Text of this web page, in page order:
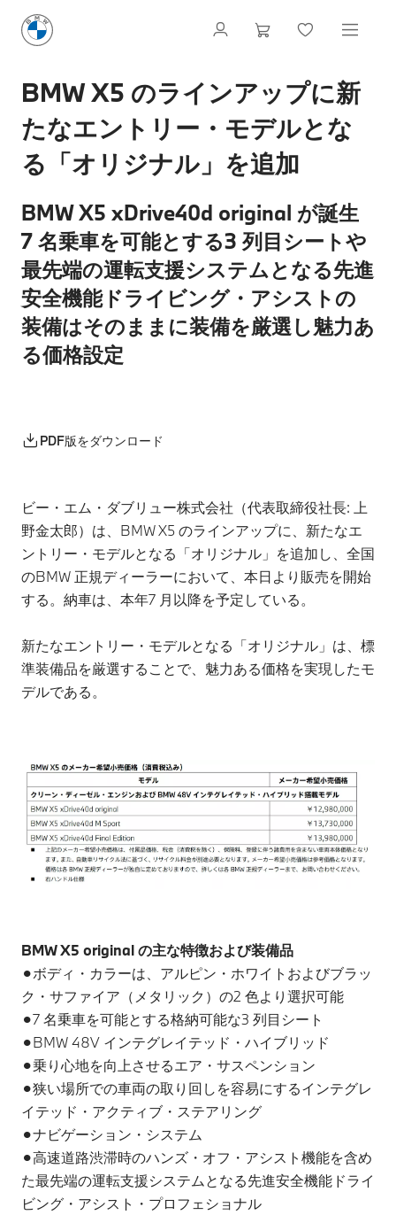
BMW X5 のラインアップに新
たなエントリー・モデルとな
る「オリジナル」を追加
BMW X5 xDrive40d original が誕生
7 名乗車を可能とする3 列目シートや
最先端の運転支援システムとなる先進
安全機能ドライビング・アシストの
装備はそのままに装備を厳選し魅力あ
る価格設定
PDF版をダウンロード
ビー・エム・ダブリュー株式会社（代表取締役社長: 上
野金太郎）は、BMW X5 のラインアップに、新たなエ
ントリー・モデルとなる「オリジナル」を追加し、全国
のBMW 正規ディーラーにおいて、本日より販売を開始
する。納車は、本年7 月以降を予定している。
新たなエントリー・モデルとなる「オリジナル」は、標
準装備品を厳選することで、魅力ある価格を実現したモ
デルである。
BMW X5 original の主な特徴および装備品
⚫︎ボディ・カラーは、アルピン・ホワイトおよびブラッ
ク・サファイア（メタリック）の2 色より選択可能
⚫︎7 名乗車を可能とする格納可能な3 列目シート
⚫︎BMW 48V インテグレイテッド・ハイブリッド
⚫︎乗り心地を向上させるエア・サスペンション
⚫︎狭い場所での車両の取り回しを容易にするインテグレ
イテッド・アクティブ・ステアリング
⚫︎ナビゲーション・システム
⚫︎高速道路渋滞時のハンズ・オフ・アシスト機能を含め
た最先端の運転支援システムとなる先進安全機能ドライ
ビング・アシスト・プロフェショナル